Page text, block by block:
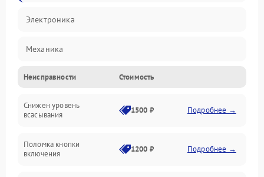
Электроника
Механика
Электропитание
Всасывание
Неисправности Стоимость
Снижен уровень
всасывания
1500 ₽ Подробнее →
Поломка кнопки
включения
1200 ₽ Подробнее →